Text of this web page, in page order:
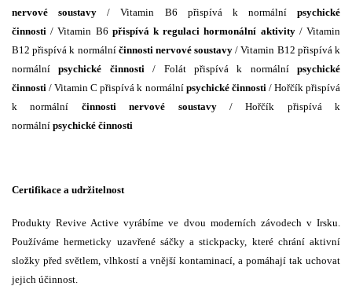
nervové soustavy / Vitamin B6 přispívá k normální psychické
činnosti / Vitamin B6 přispívá k regulaci hormonální aktivity/ Vitamin
B12 přispívá k normální činnosti nervové soustavy / Vitamin B12 přispívá k
normálnípsychické činnosti/ Folát přispívá k normální psychické
činnosti/ Vitamin C přispívá k normální psychické činnosti / Hořčík přispívá
k normální činnosti nervové soustavy/ Hořčík přispívá k
normální psychické činnosti
Certifikace a udržitelnost
Produkty Revive Active vyrábíme ve dvou moderních závodech v Irsku.
Používáme hermeticky uzavřené sáčky a stickpacky, které chrání aktivní
složky před světlem, vlhkostí a vnější kontaminací, a pomáhají tak uchovat
jejich účinnost.